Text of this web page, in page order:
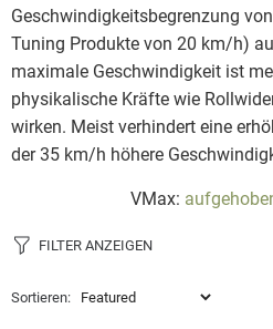
Geschwindigkeitsbegrenzung
Tuning Produkte von 20 km/h)
maximale Geschwindigkeit ist
physikalische Kräfte wie
wirken. Meist verhindert eine
der 35 km/h höhere
VMax:
FILTER ANZEIGEN
Sortieren: